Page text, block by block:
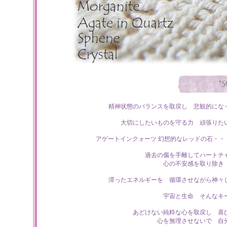
精神状態のバランスを取戻し 悲観的にな
大切にしたいものを守る力 頑張りた
アゲートインクォーツ 幻想的なレッドの石・
過去の傷を手離してハートチ
心の不安感を取り除
滞ったエネルギーを 循環させながら神々
宇宙と生命 そんなキ
あどけない純粋な心を取戻し 喜
心を無理させないで 自